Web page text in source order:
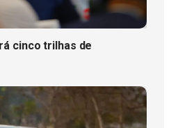
cinco trilhas de